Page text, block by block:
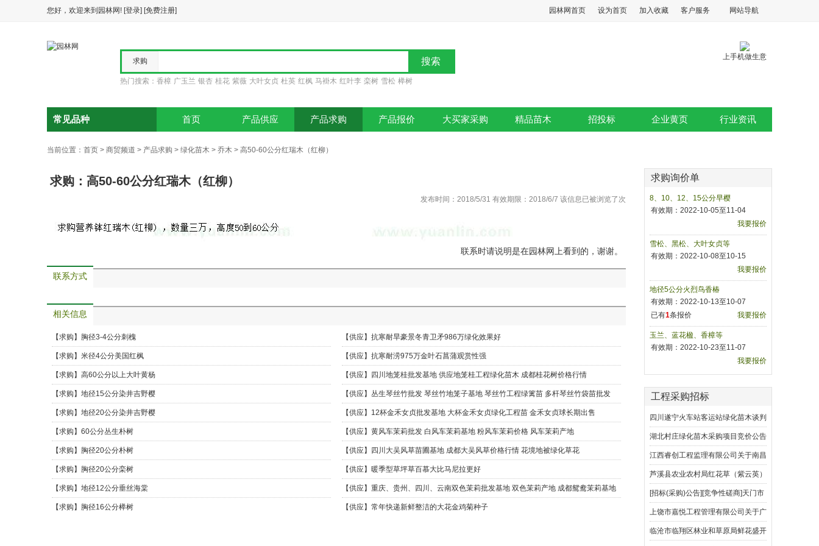
您好，欢迎来到园林网! [登录] [免费注册] 园林网首页 设为首页 加入收藏 客户服务 网站导航
求购
供应
热门搜索： 香樟 广玉兰 银杏 桂花 紫薇 大叶女贞 杜英 红枫 马褂木 红叶李 栾树 雪松 榉树
上手机做生意
首页 产品供应 产品求购 产品报价 大买家采购 精品苗木 招投标 企业黄页 行业资讯
常见品种
当前位置： 首页 > 商贸频道 > 产品求购 > 绿化苗木 > 乔木 > 高50-60公分红瑞木（红柳）
求购：高50-60公分红瑞木（红柳）
发布时间：2018/5/31 有效期限：2018/6/7 该信息已被浏览了 次
联系时请说明是在园林网上看到的，谢谢。
联系方式
相关信息
【求购】 胸径3-4公分刺槐
【求购】 米径4公分美国红枫
【求购】 高60公分以上大叶黄杨
【求购】 地径15公分染井吉野樱
【求购】 地径20公分染井吉野樱
【求购】 60公分丛生朴树
【求购】 胸径20公分朴树
【求购】 胸径20公分栾树
【求购】 地径12公分垂丝海棠
【求购】 胸径16公分榉树
【供应】抗寒耐旱豪景冬青卫矛986万绿化效果好
【供应】抗寒耐涝975万金叶石菖蒲观赏性强
【供应】 四川地笼桂批发基地 供应地笼桂工程绿化苗木 成都桂花树价格行情
【供应】丛生琴丝竹批发 琴丝竹地笼子基地 琴丝竹工程绿篱苗 多杆琴丝竹袋苗批发
【供应】 12杯金禾女贞批发基地 大杯金禾女贞绿化工程苗 金禾女贞球长期出售
【供应】黄风车茉莉批发 白风车茉莉基地 粉风车茉莉价格 风车茉莉产地
【供应】 四川大吴风草苗圃基地 成都大吴风草价格行情 花境地被绿化草花
【供应】暖季型草坪草百慕大比马尼拉更好
【供应】重庆、贵州、四川、云南双色茉莉批发基地 双色茉莉产地 成都鸳鸯茉莉基地
【供应】常年快递新鲜整洁的大花金鸡菊种子
求购询价单
8、10、12、15公分早樱
有效期：2022-10-05至11-04
我要报价
雪松、黑松、大叶女贞等
有效期：2022-10-08至10-15
我要报价
地径5公分火烈鸟香椿
有效期：2022-10-13至10-07
已有1条报价 我要报价
玉兰、蓝花楹、香樟等
有效期：2022-10-23至11-07
我要报价
工程采购招标
四川遂宁火车站客运站绿化苗木谈判
招标公告
湖北村庄绿化苗木采购项目竞价公告
江西睿创工程监理有限公司关于南昌
市绿化管理处第三批补种补栽苗木采
购项目【项目编号：JXRC-2019
芦溪县农业农村局红花草（紫云英）
种子采购询价函
[招标(采购)公告][竞争性磋商]天门市
工业园管理委员会村庄绿化苗木采购
项目 竞争性磋商公告
上饶市嘉悦工程管理有限公司关于广
丰区铜钹山镇河红茶树苗木采购项目
临沧市临翔区林业和草原局鲜花盛开